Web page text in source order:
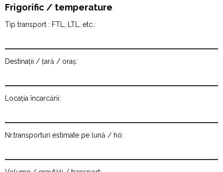
Frigorific / temperature
Tip transport : FTL, LTL, etc.:
Destinații / țară / oraș:
Locația încarcării:
Nr.transporturi estimate pe lună / hó: